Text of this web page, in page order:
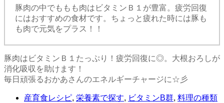
豚肉の中でももも肉はビタミンＢ１が豊富。疲労回復
にはおすすめの食材です。ちょっと疲れた時には豚も
も肉で元気をプラス！！
豚肉はビタミンＢ１たっぷり！疲労回復に◎。大根おろしが
消化吸収を助けます！
毎日頑張るおかあさんのエネルギーチャージに☆彡
産育食レシピ, 栄養素で探す, ビタミンB群, 料理の種類